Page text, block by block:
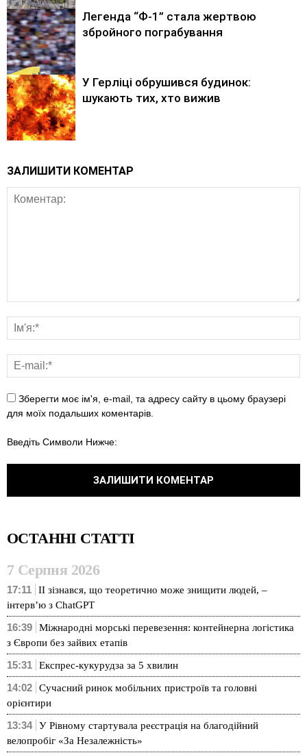
Легенда “Ф-1” стала жертвою
збройного пограбування
У Герліці обрушився будинок:
шукають тих, хто вижив
ЗАЛИШИТИ КОМЕНТАР
Зберегти моє ім'я, e-mail, та адресу сайту в цьому браузері
для моїх подальших коментарів.
Введіть Символи Нижче:
ОСТАННІ СТАТТІ
7 Серпня 2026
17:11
ІІ зізнався, що теоретично може знищити людей, –
інтерв’ю з ChatGPT
16:39
Міжнародні морські перевезення: контейнерна логістика
з Європи без зайвих етапів
15:31 Експрес-кукурудза за 5 хвилин
14:02
Сучасний ринок мобільних пристроїв та головні
орієнтири
13:34
У Рівному стартувала реєстрація на благодійний
велопробіг «За Незалежність»